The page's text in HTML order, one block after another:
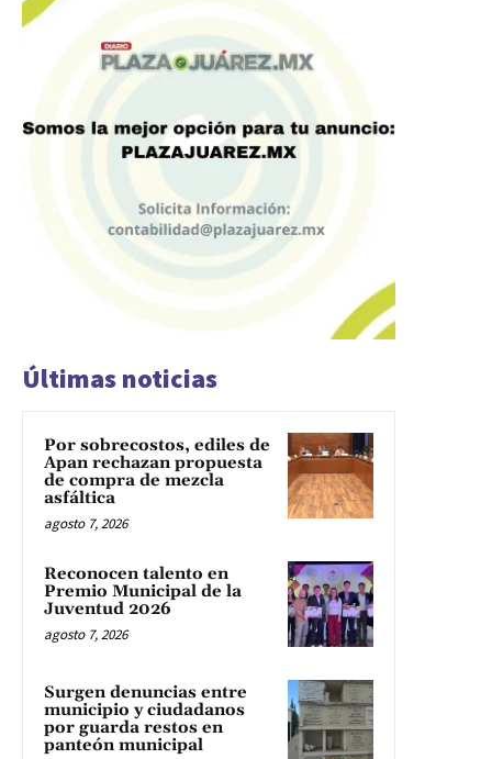
Últimas noticias
Por sobrecostos, ediles de
Apan rechazan propuesta
de compra de mezcla
asfáltica
agosto 7, 2026
Reconocen talento en
Premio Municipal de la
Juventud 2026
agosto 7, 2026
Surgen denuncias entre
municipio y ciudadanos
por guarda restos en
panteón municipal